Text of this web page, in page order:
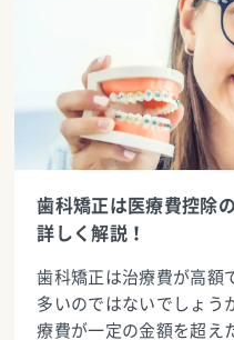
歯科矯正は医療費控除
詳しく解説！
歯科矯正は治療費が高額
多いのではないでしょう
療費が一定の金額を超え